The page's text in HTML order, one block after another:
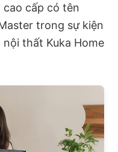
cao cấp có tên
trong sự kiện
thất Kuka Home